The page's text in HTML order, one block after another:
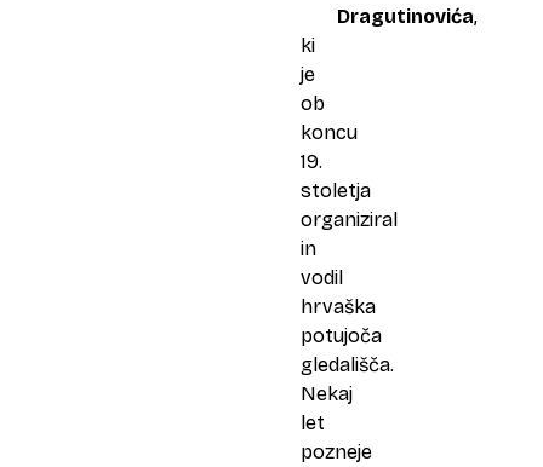
Dragutinovića,
ki
je
ob
koncu
19.
stoletja
organiziral
in
vodil
hrvaška
potujoča
gledališča.
Nekaj
let
pozneje